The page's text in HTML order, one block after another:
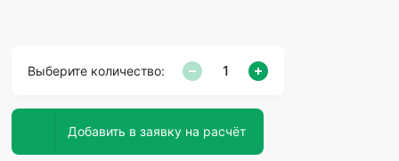
Выберите количество:
Добавить в заявку на расчёт